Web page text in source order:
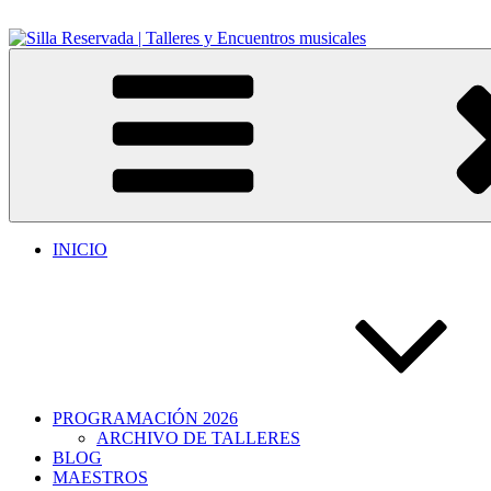
al
contenido
Silla Reservada | Talleres y Encuentros musicales
Cursos y encuentros musicales
INICIO
PROGRAMACIÓN 2026
ARCHIVO DE TALLERES
BLOG
MAESTROS